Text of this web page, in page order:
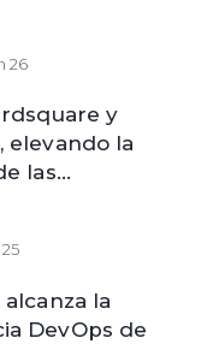
y
elevando la
las
26
la
DevOps de